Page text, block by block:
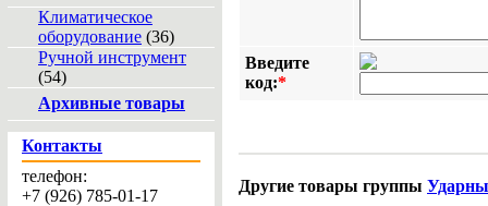
Климатическое
оборудование (36)
Ручной инструмент
(54)
Архивные товары
Контакты
телефон:
+7 (926) 785-01-17
Введите
код:*
Другие товары группы